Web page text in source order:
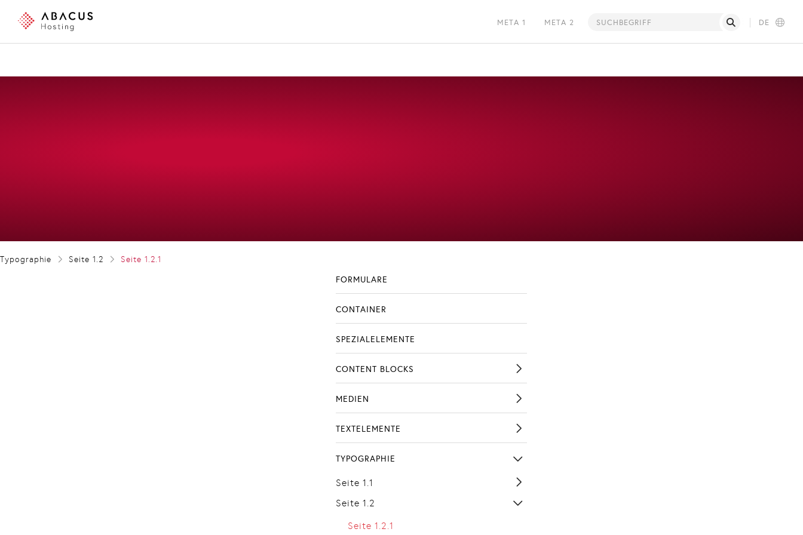
META 1 META 2 DE
Typographie Seite 1.2
Seite 1.2.1
FORMULARE
CONTAINER
SPEZIALELEMENTE
CONTENT BLOCKS
MEDIEN
TEXTELEMENTE
TYPOGRAPHIE
Seite 1.1
Seite 1.2
Seite 1.2.1